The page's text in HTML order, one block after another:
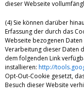
dieser Webseite
(4) Sie können darüber
Erfassung der durch das
Webseite bezogenen
Verarbeitung dieser Daten
dem folgenden Link
installieren: http://
Opt-Out-Cookie gesetzt,
Besuch dieser Website